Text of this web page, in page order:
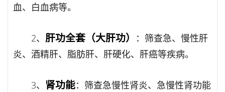
血、白血病等。
2、 肝功全套（大肝功）
：筛查急、慢性肝
炎、酒精肝、脂肪肝、肝硬化、肝癌等疾病。
3、 肾功能：筛查急慢性肾炎、急慢性肾功能